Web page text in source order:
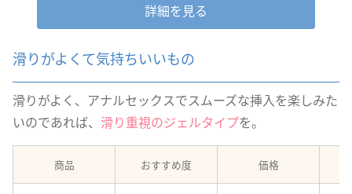
詳細を見る
滑りがよくて気持ちいいもの
滑りがよく、アナルセックスでスムーズな挿入を楽しみた
いのであれば、 滑り重視のジェルタイプを。
商品 おすすめ度 価格